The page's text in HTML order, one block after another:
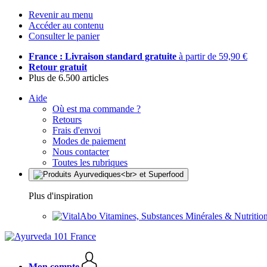
Revenir au menu
Accéder au contenu
Consulter le panier
France : Livraison standard gratuite à partir de 59,90 €
Retour gratuit
Plus de 6.500 articles
Aide
Où est ma commande ?
Retours
Frais d'envoi
Modes de paiement
Nous contacter
Toutes les rubriques
Plus d'inspiration
Vitamines, Substances Minérales &